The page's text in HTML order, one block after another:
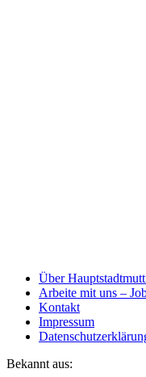
Über
Arbeite mit uns –
Kontakt
Impressum
Bekannt aus: